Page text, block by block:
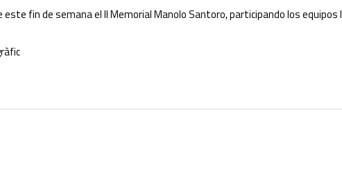
este fin de semana el II Memorial Manolo Santoro, participando los equipos